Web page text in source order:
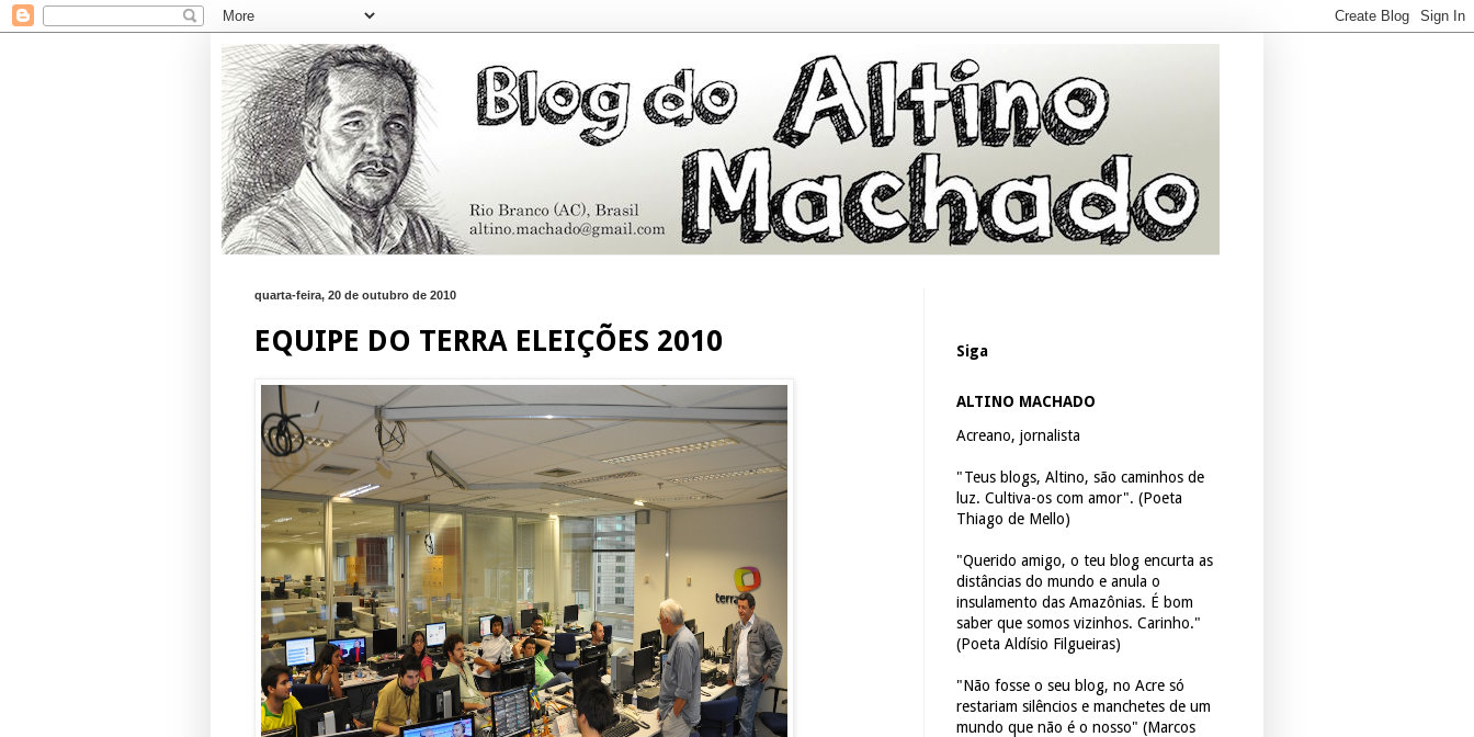
quarta-feira, 20 de outubro de 2010
EQUIPE DO TERRA ELEIÇÕES 2010 Siga
ALTINO MACHADO
Acreano, jornalista
"Teus blogs, Altino, são caminhos de
luz. Cultiva-os com amor". (Poeta
Thiago de Mello)
"Querido amigo, o teu blog encurta as
distâncias do mundo e anula o
insulamento das Amazônias. É bom
saber que somos vizinhos. Carinho."
(Poeta Aldísio Filgueiras)
"Não fosse o seu blog, no Acre só
restariam silêncios e manchetes de um
mundo que não é o nosso" (Marcos